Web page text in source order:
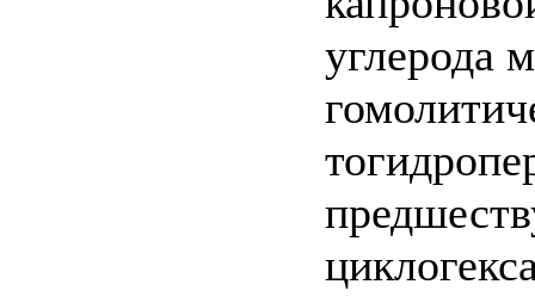
углерода